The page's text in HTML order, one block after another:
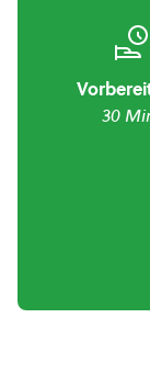
30